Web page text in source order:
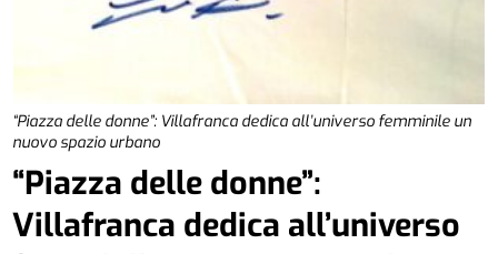
“Piazza delle donne”: Villafranca dedica all’universo femminile un
nuovo spazio urbano
“Piazza delle donne”:
Villafranca dedica all’universo